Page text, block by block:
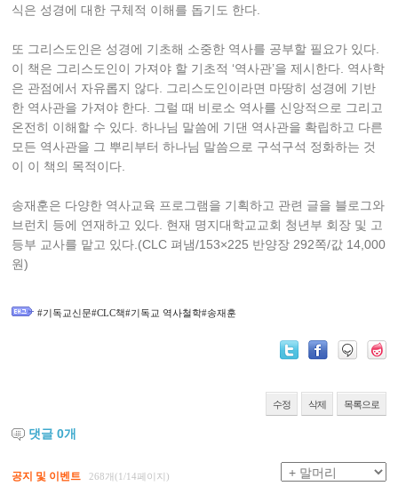
식은 성경에 대한 구체적 이해를 돕기도 한다.
또 그리스도인은 성경에 기초해 소중한 역사를 공부할 필요가 있다.
이 책은 그리스도인이 가져야 할 기초적 ‘역사관’을 제시한다. 역사학
은 관점에서 자유롭지 않다. 그리스도인이라면 마땅히 성경에 기반
한 역사관을 가져야 한다. 그럴 때 비로소 역사를 신앙적으로 그리고
온전히 이해할 수 있다. 하나님 말씀에 기댄 역사관을 확립하고 다른
모든 역사관을 그 뿌리부터 하나님 말씀으로 구석구석 정화하는 것
이 이 책의 목적이다.
송재훈은 다양한 역사교육 프로그램을 기획하고 관련 글을 블로그와
브런치 등에 연재하고 있다. 현재 명지대학교교회 청년부 회장 및 고
등부 교사를 맡고 있다.(CLC 펴냄/153×225 반양장 292쪽/값 14,000
원)
#기독교신문#CLC책#기독교 역사철학#송재훈
수정 삭제 목록으로
댓글0개
공지 및 이벤트 268개(1/14페이지)